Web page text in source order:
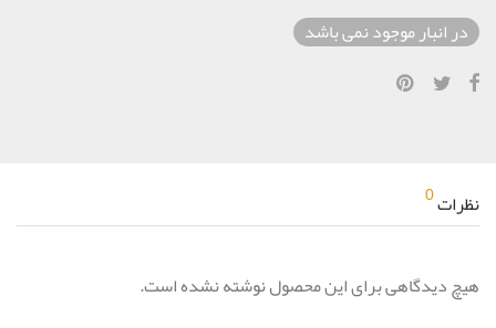
در انبار موجود نمی باشد
نظرات0
هیچ دیدگاهی برای این محصول نوشته نشده است.